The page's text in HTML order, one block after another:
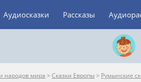
Аудиосказки Рассказы
народов мира > Сказки Европы > Румынские